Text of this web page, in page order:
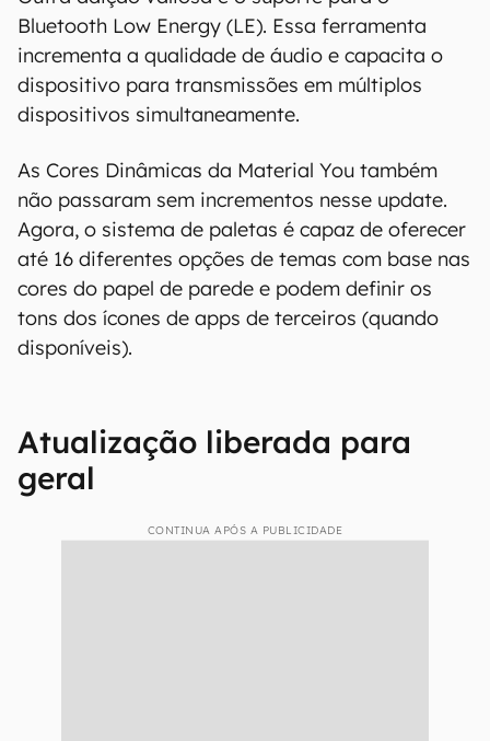
Bluetooth Low Energy (LE). Essa ferramenta
incrementa a qualidade de áudio e capacita o
dispositivo para transmissões em múltiplos
dispositivos simultaneamente.
As Cores Dinâmicas da Material You também
não passaram sem incrementos nesse update.
Agora, o sistema de paletas é capaz de oferecer
até 16 diferentes opções de temas com base nas
cores do papel de parede e podem definir os
tons dos ícones de apps de terceiros (quando
disponíveis).
Atualização liberada para
geral
CONTINUA APÓS A PUBLICIDADE